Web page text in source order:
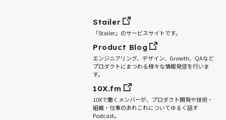
Stailer
「Stailer」のサービスサイトです。
Product Blog
エンジニアリング、デザイン、Growth、QAなど
プロダクトにまつわる様々な情報発信を行いま
す。
10X.fm
10Xで働くメンバーが、プロダクト開発や技術・
組織・仕事のあれこれについてゆるく話す
Podcast。